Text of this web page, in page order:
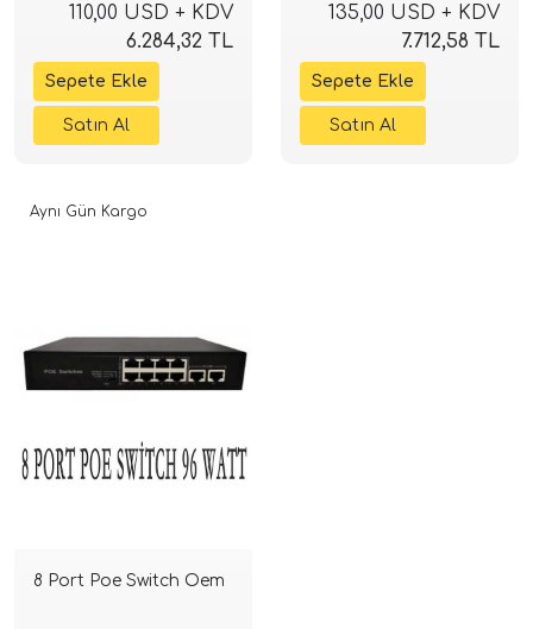
110,00 USD + KDV
6.284,32 TL
135,00 USD + KDV
7.712,58 TL
8 Port Poe Switch Oem
Aynı Gün Kargo